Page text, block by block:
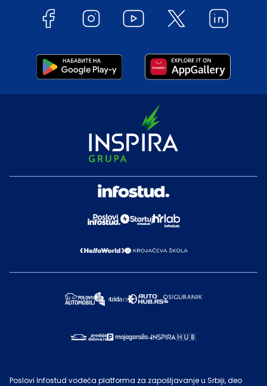
Poslovi Infostud vodeća platforma za zapošljavanje u Srbiji, deo